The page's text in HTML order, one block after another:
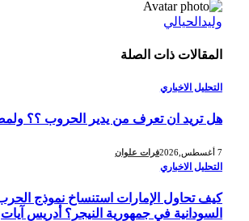
وليدالحيالي
المقالاتذات الصلة
التحليل الاخباري
هل تريد ان تعرف من يدير الحروب ؟؟
فرات علوان
التحليل الاخباري
كيف تحاول الإمارات استنساخ نموذج الحرب
السودانية في جمهورية النيجر؟ أدريس آيات